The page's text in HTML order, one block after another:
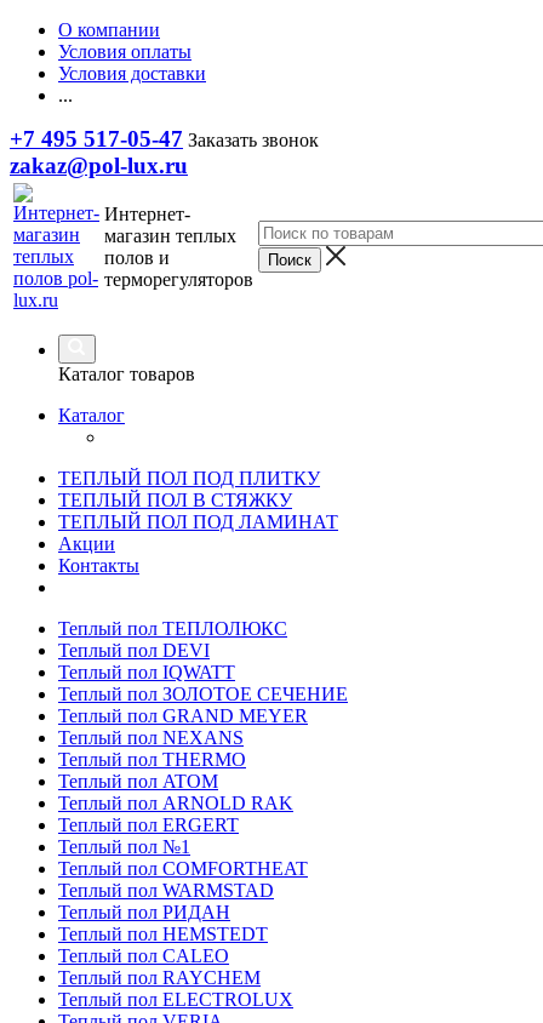
О компании
Условия оплаты
Условия доставки
...
+7 495 517-05-47 Заказать звонок
zakaz@pol-lux.ru
Интернет-
магазин теплых
полов и
терморегуляторов
Каталог товаров
Каталог
ТЕПЛЫЙ ПОЛ ПОД ПЛИТКУ
ТЕПЛЫЙ ПОЛ В СТЯЖКУ
ТЕПЛЫЙ ПОЛ ПОД ЛАМИНАТ
Акции
Контакты
Теплый пол ТЕПЛОЛЮКС
Теплый пол DEVI
Теплый пол IQWATT
Теплый пол ЗОЛОТОЕ СЕЧЕНИЕ
Теплый пол GRAND MEYER
Теплый пол NEXANS
Теплый пол THERMO
Теплый пол ATOM
Теплый пол ARNOLD RAK
Теплый пол ERGERT
Теплый пол №1
Теплый пол COMFORTHEAT
Теплый пол WARMSTAD
Теплый пол РИДАН
Теплый пол HEMSTEDT
Теплый пол CALEO
Теплый пол RAYCHEM
Теплый пол ELECTROLUX